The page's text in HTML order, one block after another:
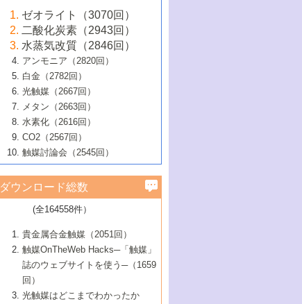
大学：オンライン・対面開催）
6号 メタン転換技術の最新動向
B号 第125回触媒討論会（2020年・工学
院大学）
5号 固体触媒による含窒素有機化合物変
換の最前線
6号 貴金属使用量低減に向けた自動車排
ガス浄化触媒の開発
B号 第123回触媒討論会（2019年・大阪
B号 第121回触媒討論会（2018年・東京
大学）
5号 水素のふるまいを解き明かす最先端
研究
6号 低級アルカンの有効利用のための触
媒技術
B号 第119回触媒討論会（2017年・首都
大学東京）
媒技術
3号 触媒研究の最先端～とびたて若き研究
者たち～（1）
4号 触媒研究の最先端～とびたて若き研究
者たち～（2）
5号 触媒研究の最先端～とびたて若き研究
者たち～（3）
6号 イオニクス材料と燃料電池・電解合成
の最新の研究動向
B号 第117回触媒討論会（2016年・大阪府
立大学）
2号 石油精製用触媒の最近の進展
3号 固体酸化物形燃料電池（SOFC）におけ
るアノード触媒上での燃料直接改質技術
4号 コアシェル構造の制御による触媒機能
5号 工業触媒およびその周辺技術の最近の
進歩
6号 ナノシート
B号 第115回触媒討論会（2015年・成蹊大
2号 光触媒反応機構に関する最新の研究動
向
開発動向
4号 人工光合成に向けた近年のアプローチ
5号 未利用熱エネルギーの有効活用に貢献
する触媒技術
6号 ポリオキソメタレート
B号 第113回触媒討論会（2014年・ロワジ
ールホテル豊橋）
1号 高耐久性燃料電池システム用触媒にお
ける新展開
2号 リビングラジカル重合の最近の動向
3号 天然ガスの化学工業的展開に関する触
媒技術
4号 貴金属触媒の精密構造制御とその活用
5号 バイオマス化成品製造のための固体触
6号 ナノ空間─吸着状態解析から新機能開拓
B号 第111回触媒討論会（2013年・関西大
▼54巻（2012年）
1号 規則性多孔体の利用技術における最近
の進歩
2号 第109回触媒討論会
3号 貴金属低減技術の最新動向
4号 貴金属代替技術の最新動向
5号 光触媒による物質変換反応の新展開
6号 グラフェン
7号 水素を利用する化成品合成の新潮流
▼53巻（2011年）
1号 金属学から見る合金触媒の新展開
2号 第107回触媒討論会
3号 触媒のその場観察法の進歩（１）
4号 触媒のその場観察法の進歩（２）
5号 不活性結合の触媒的活性化による有機
合成
6号 新しい固体酸触媒技術
7号 ゼオライト合成における最近の進歩
▼52巻（2010年）
1号 触媒の劣化対策と長寿命触媒開発
2号 第105回触媒討論会
3号 ナノ構造が拓く新機能
4号 活性サイトおよびその環境の精密な設
計による触媒の高機能化
5号 触媒を有効に使うための技術
7号 有機分子触媒による精密有機合成
8号 高機能化ポリオレフィンに向けた重合
触媒の最近の進展
1号 炭素材料－熱い注目を集める材料－
2号 第103回触媒討論会
3号 環境浄化用光触媒の現状と課題
4号 水素社会の実現に向けた水素製造・貯
蔵技術の進歩
5号 CO2が関わる触媒・材料
7号 持続可能社会実現のための触媒および
触媒関連技術
▼50巻（2008年）
1号 触媒化学と学会のこの10年，半世紀，
そして未来
2号 第101回触媒討論会
4号 錯体を利用したユニークな表面構造の
構築と機能
5号 若手会員による触媒研究の未来展望1：
企業編
6号 第102回触媒討論会
7号 触媒・化学反応における計算化学の進
▼49巻（2007年）
1号 含フッ素化合物の合成と触媒
2号 第99回触媒討論会
3号 実用的ファインケミカル合成プロセス
を実現する触媒
5号 こんな物質，あんな物質―新たな触媒
の可能性―
7号 『結晶の化学』を活かした触媒研究
▼48巻（2006年）
1号 固体酸触媒の最近の進歩
2号 第97回触媒討論会
3号 リビング重合触媒の最近の展開
5号 水素製造・貯蔵のための触媒技術の新
しい展開
6号 第98回触媒討論会
7号 基礎化学品製造の触媒技術
1号 最近の触媒担体とその効果
2号 第95回触媒討論会
4号 水分解用光触媒材料
5号 時間分解分光の進歩と応用
6号 第96回触媒討論会
▼46巻（2004年）
1号 部分酸化反応触媒の最前線
2号 第93回触媒討論会
3号 特殊エネルギー場の触媒反応
4号 生体内における金属の触媒作用
5号 ファインケミカルズの展開に寄与する
▼45巻（2003年）
1号 なぜこの触媒が良いのか？
2号 第91回触媒討論会
3号 最近の自動車排ガス処理技術
4号 触媒研究の現状と将来─第90回触媒討論
▼44巻（2002年）
1号 高次制御された触媒の化学
2号 第89回触媒討論会
3号 触媒を利用した電気化学の新展開
▼43巻（2001年）
1号 グリーンケミストリーと触媒
2号 第87回触媒討論会特集号
▼42巻（2000年）
1号 触媒反応工学の明日を拓く
▼41巻（1999年）
ゼオライト（3070回）
二酸化炭素（2943回）
水蒸気改質（2846回）
アンモニア（2820回）
白金（2782回）
光触媒（2667回）
メタン（2663回）
水素化（2616回）
CO2（2567回）
触媒討論会（2545回）
ダウンロード総数
(全164558件）
貴金属合金触媒（2051回）
触媒OnTheWeb Hacks─「触媒」
誌のウェブサイトを使う─（1659
回）
光触媒はどこまでわかったか